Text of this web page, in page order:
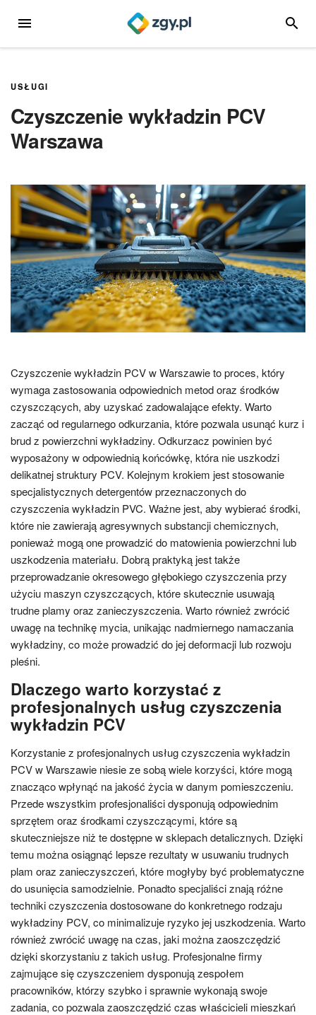
MENU
USŁUGI
Czyszczenie wykładzin PCV
Warszawa
Czyszczenie wykładzin PCV w Warszawie to proces, który
wymaga zastosowania odpowiednich metod oraz środków
czyszczących, aby uzyskać zadowalające efekty. Warto
zacząć od regularnego odkurzania, które pozwala usunąć kurz i
brud z powierzchni wykładziny. Odkurzacz powinien być
wyposażony w odpowiednią końcówkę, która nie uszkodzi
delikatnej struktury PCV. Kolejnym krokiem jest stosowanie
specjalistycznych detergentów przeznaczonych do
czyszczenia wykładzin PVC. Ważne jest, aby wybierać środki,
które nie zawierają agresywnych substancji chemicznych,
ponieważ mogą one prowadzić do matowienia powierzchni lub
uszkodzenia materiału. Dobrą praktyką jest także
przeprowadzanie okresowego głębokiego czyszczenia przy
użyciu maszyn czyszczących, które skutecznie usuwają
trudne plamy oraz zanieczyszczenia. Warto również zwrócić
uwagę na technikę mycia, unikając nadmiernego namaczania
wykładziny, co może prowadzić do jej deformacji lub rozwoju
pleśni.
Dlaczego warto korzystać z
profesjonalnych usług czyszczenia
wykładzin PCV
Korzystanie z profesjonalnych usług czyszczenia wykładzin
PCV w Warszawie niesie ze sobą wiele korzyści, które mogą
znacząco wpłynąć na jakość życia w danym pomieszczeniu.
Przede wszystkim profesjonaliści dysponują odpowiednim
sprzętem oraz środkami czyszczącymi, które są
skuteczniejsze niż te dostępne w sklepach detalicznych. Dzięki
temu można osiągnąć lepsze rezultaty w usuwaniu trudnych
plam oraz zanieczyszczeń, które mogłyby być problematyczne
do usunięcia samodzielnie. Ponadto specjaliści znają różne
techniki czyszczenia dostosowane do konkretnego rodzaju
wykładziny PCV, co minimalizuje ryzyko jej uszkodzenia. Warto
również zwrócić uwagę na czas, jaki można zaoszczędzić
dzięki skorzystaniu z takich usług. Profesjonalne firmy
zajmujące się czyszczeniem dysponują zespołem
pracowników, którzy szybko i sprawnie wykonają swoje
zadania, co pozwala zaoszczędzić czas właścicieli mieszkań